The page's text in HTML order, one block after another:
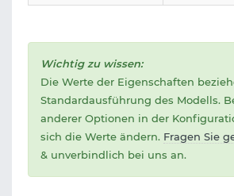
Wichtig zu wissen:
Die Werte der Eigenschaften
Standardausführung des Modells.
anderer Optionen in der
sich die Werte ändern. Fragen Sie
& unverbindlich bei uns an.